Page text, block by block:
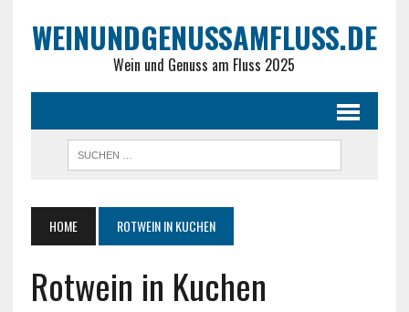
WEINUNDGENUSSAMFLUSS.DE
Wein und Genuss am Fluss 2025
HOME ROTWEIN IN KUCHEN
Rotwein in Kuchen